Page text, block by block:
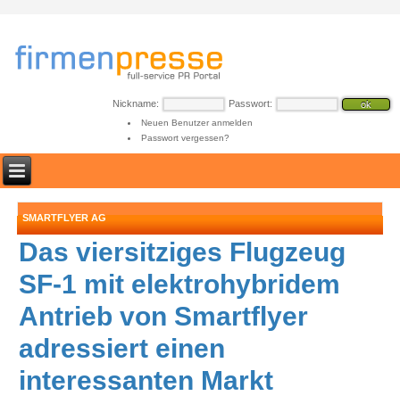
Nickname: Passwort:
Neuen Benutzer anmelden
Passwort vergessen?
SMARTFLYER AG
Das viersitziges Flugzeug
SF-1 mit elektrohybridem
Antrieb von Smartflyer
adressiert einen
interessanten Markt